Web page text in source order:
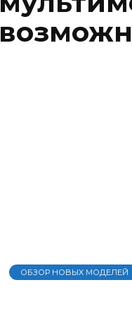
ОБЗОР НОВЫХ МОДЕЛЕЙ